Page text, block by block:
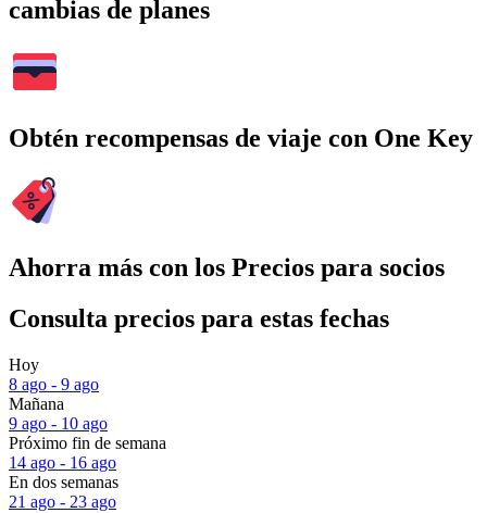
cambias de planes
Obtén recompensas de viaje con One Key
Ahorra más con los Precios para socios
Consulta precios para estas fechas
Hoy
8 ago - 9 ago
Mañana
9 ago - 10 ago
Próximo fin de semana
14 ago - 16 ago
En dos semanas
21 ago - 23 ago